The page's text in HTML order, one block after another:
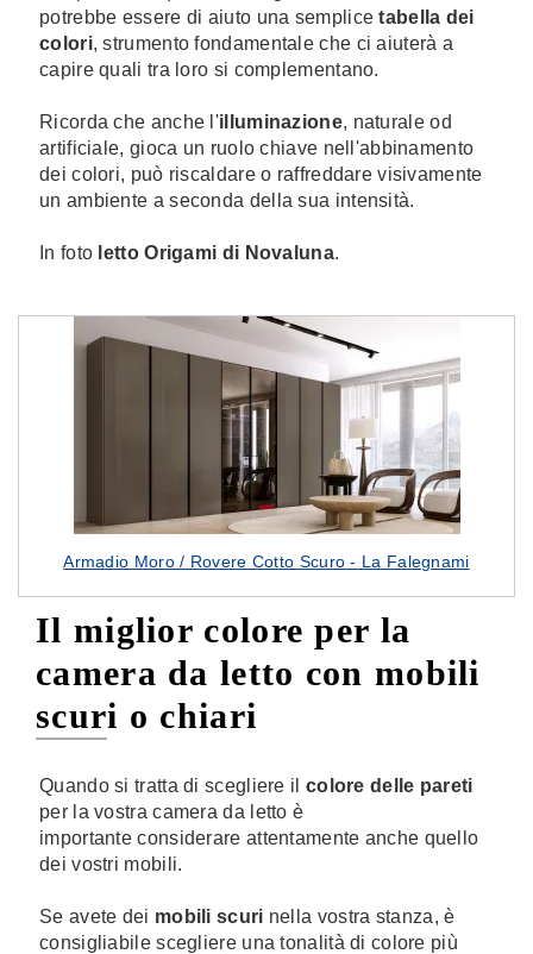
potrebbe essere di aiuto una semplicetabella dei
colori, strumento fondamentale che ci aiuterà a
capire quali tra loro si complementano.
Ricorda che anche l'illuminazione, naturale od
artificiale, gioca un ruolo chiave nell'abbinamento
dei colori, può riscaldare o raffreddare visivamente
un ambiente a seconda della sua intensità.
In foto letto Origami di Novaluna.
Armadio Moro / Rovere Cotto Scuro - La Falegnami
Il miglior colore per la
camera da letto con mobili
scuri o chiari
Quando si tratta di scegliere il colore delle pareti
per la vostra camera da letto è
importante considerare attentamente anche quello
dei vostri mobili.
Se avete dei mobili scuri nella vostra stanza, è
consigliabile scegliere una tonalità di colore più